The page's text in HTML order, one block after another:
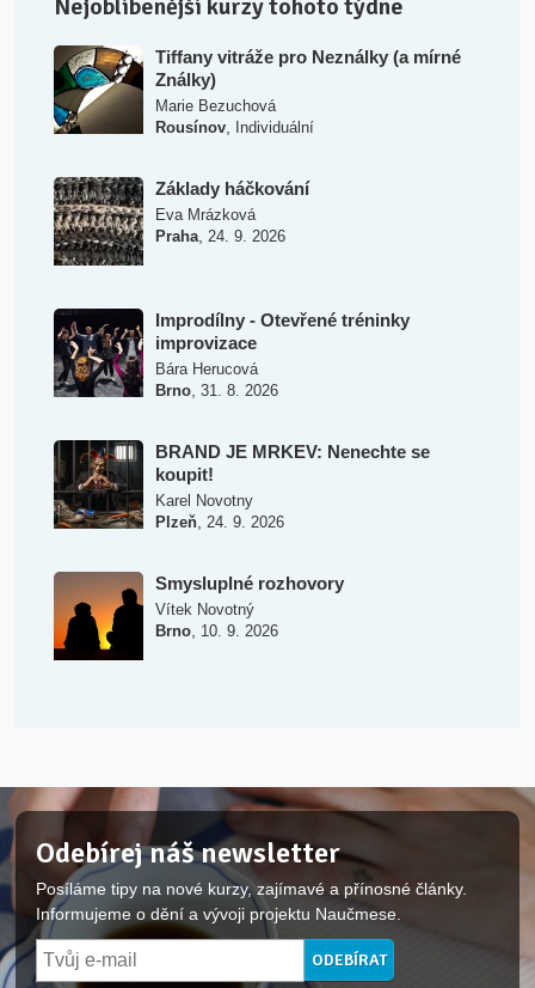
Nejoblíbenější kurzy tohoto týdne
Tiffany vitráže pro Neználky (a mírné
Ználky)
Marie Bezuchová
Rousínov, Individuální
Základy háčkování
Eva Mrázková
Praha, 24. 9. 2026
Improdílny - Otevřené tréninky
improvizace
Bára Herucová
Brno, 31. 8. 2026
BRAND JE MRKEV: Nenechte se
koupit!
Karel Novotny
Plzeň, 24. 9. 2026
Smysluplné rozhovory
Vítek Novotný
Brno, 10. 9. 2026
Odebírej náš newsletter
Posíláme tipy na nové kurzy, zajímavé a přínosné články.
Informujeme o dění a vývoji projektu Naučmese.